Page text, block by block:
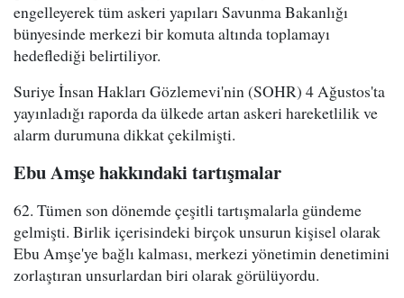
engelleyerek tüm askeri yapıları Savunma Bakanlığı
bünyesinde merkezi bir komuta altında toplamayı
hedeflediği belirtiliyor.
Suriye İnsan Hakları Gözlemevi'nin (SOHR) 4 Ağustos'ta
yayınladığı raporda da ülkede artan askeri hareketlilik ve
alarm durumuna dikkat çekilmişti.
Ebu Amşe hakkındaki tartışmalar
62. Tümen son dönemde çeşitli tartışmalarla gündeme
gelmişti. Birlik içerisindeki birçok unsurun kişisel olarak
Ebu Amşe'ye bağlı kalması, merkezi yönetimin denetimini
zorlaştıran unsurlardan biri olarak görülüyordu.